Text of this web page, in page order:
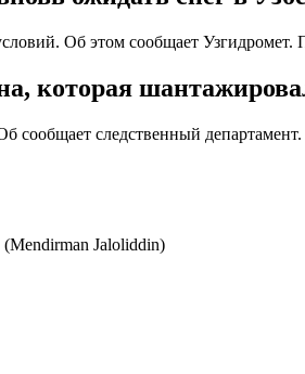
Об этом сообщает
которая
сообщает следственный
Jaloliddin)